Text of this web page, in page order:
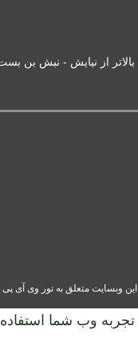
از نیایش - نبش بن بست
وب شما